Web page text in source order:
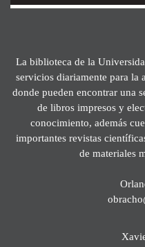
La biblioteca de la
servicios diariamente para la
donde pueden encontrar una
de libros impresos y
conocimiento, además
importantes revistas
de materiales